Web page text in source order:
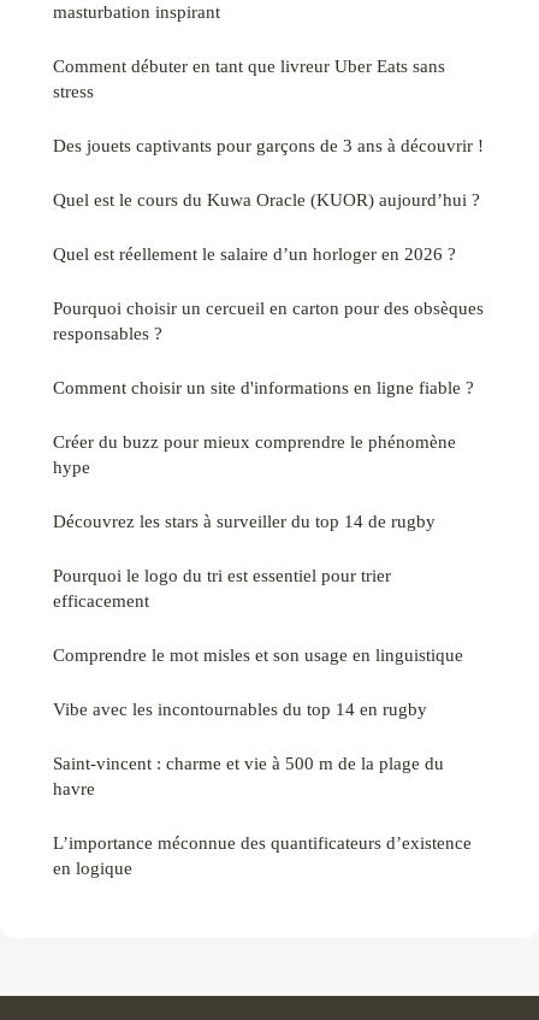
masturbation inspirant
Comment débuter en tant que livreur Uber Eats sans
stress
Des jouets captivants pour garçons de 3 ans à découvrir !
Quel est le cours du Kuwa Oracle (KUOR) aujourd’hui ?
Quel est réellement le salaire d’un horloger en 2026 ?
Pourquoi choisir un cercueil en carton pour des obsèques
responsables ?
Comment choisir un site d'informations en ligne fiable ?
Créer du buzz pour mieux comprendre le phénomène
hype
Découvrez les stars à surveiller du top 14 de rugby
Pourquoi le logo du tri est essentiel pour trier
efficacement
Comprendre le mot misles et son usage en linguistique
Vibe avec les incontournables du top 14 en rugby
Saint-vincent : charme et vie à 500 m de la plage du
havre
L’importance méconnue des quantificateurs d’existence
en logique